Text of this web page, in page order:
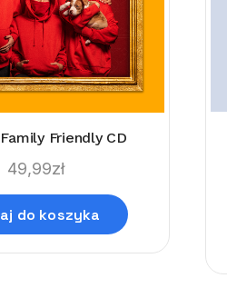
Friendly CD
49,99zł
do koszyka